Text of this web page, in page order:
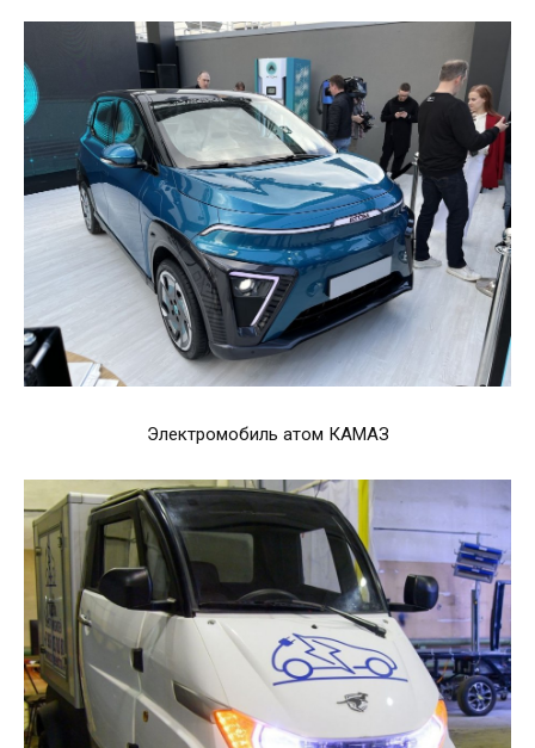
Электромобиль атом КАМАЗ